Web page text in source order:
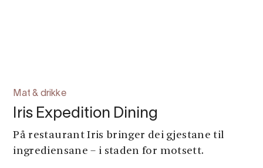
Mat & drikke
Iris Expedition Dining
På restaurant Iris bringer dei gjestane til
ingrediensane – i staden for motsett.